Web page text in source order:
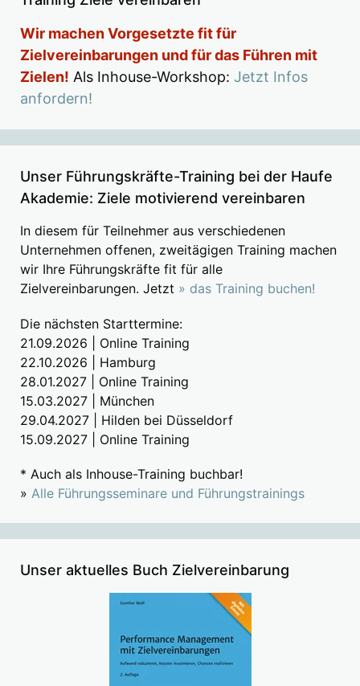
Wir machen Vorgesetzte fit für
Zielvereinbarungen und für das Führen mit
Zielen! Als Inhouse-Workshop: Jetzt Infos
anfordern!
Unser Führungskräfte-Training bei der Haufe
Akademie: Ziele motivierend vereinbaren
In diesem für Teilnehmer aus verschiedenen
Unternehmen offenen, zweitägigen Training machen
wir Ihre Führungskräfte fit für alle
Zielvereinbarungen. Jetzt » das Training buchen!
Die nächsten Starttermine:
21.09.2026 | Online Training
22.10.2026 | Hamburg
28.01.2027 | Online Training
15.03.2027 | München
29.04.2027 | Hilden bei Düsseldorf
15.09.2027 | Online Training
* Auch als Inhouse-Training buchbar!
» Alle Führungsseminare und Führungstrainings
Unser aktuelles Buch Zielvereinbarung